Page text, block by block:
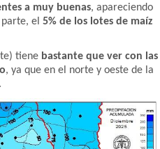
a muy buenas, apareciendo
el 5% de los lotes de maíz
tiene bastante que ver con las
, ya que en el norte y oeste de la